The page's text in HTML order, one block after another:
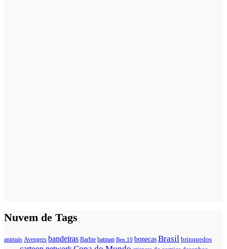
Nuvem de Tags
animais Avengers bandeiras Barbie batman Ben 10 bonecas Brasil brinquedos